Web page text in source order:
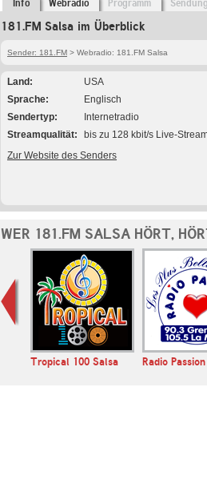
Info Webradio Programm
181.FM Salsa im Überblick
Sender: 181.FM > Webradio: 181.FM Salsa
Land
USA
Sprache
Englisch
Sendertyp
Internetradio
Streamqualität
bis zu 128 kbit/s Live-
Zur Website des Senders
WER 181.FM SALSA HÖRT,
Tropical 100 Salsa Radio Passion